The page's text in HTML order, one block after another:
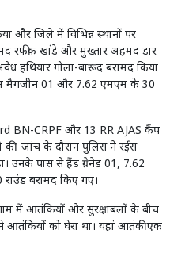
और जिले में विभिन्न स्थानों पर
रफीक खांडे और मुख्तार अहमद डार
हथियार गोला-बारूद बरामद किया
मैगजीन 01 और 7.62 एमएम के 30
BN-CRPF और 13 RR AJAS कैंप
जांच के दौरान पुलिस ने रईस
उनके पास से हैंड ग्रेनेड 01, 7.62
बरामद किए गए।
में आतंकियों और सुरक्षाबलों के बीच
आतंकियों को घेरा था। यहां आतंकी एक